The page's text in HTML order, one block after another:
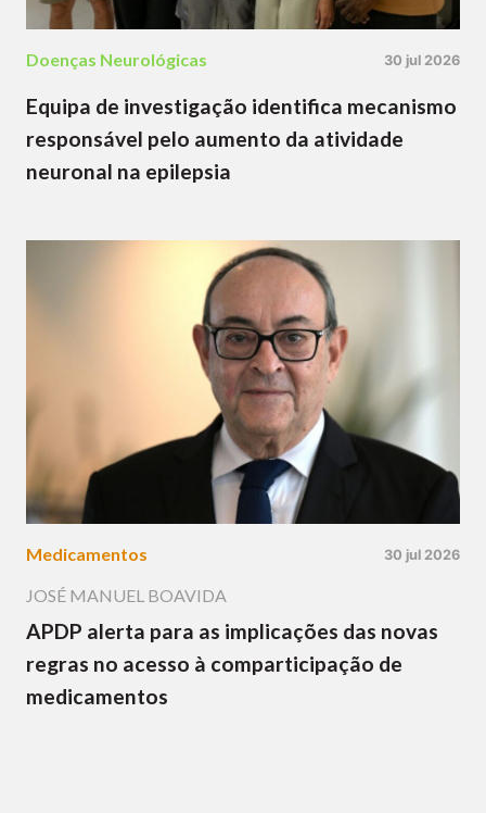
Doenças Neurológicas 30 jul 2026
Equipa de investigação identifica mecanismo
responsável pelo aumento da atividade
neuronal na epilepsia
Medicamentos 30 jul 2026
JOSÉ MANUEL BOAVIDA
APDP alerta para as implicações das novas
regras no acesso à comparticipação de
medicamentos